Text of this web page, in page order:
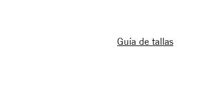
Guía de tallas